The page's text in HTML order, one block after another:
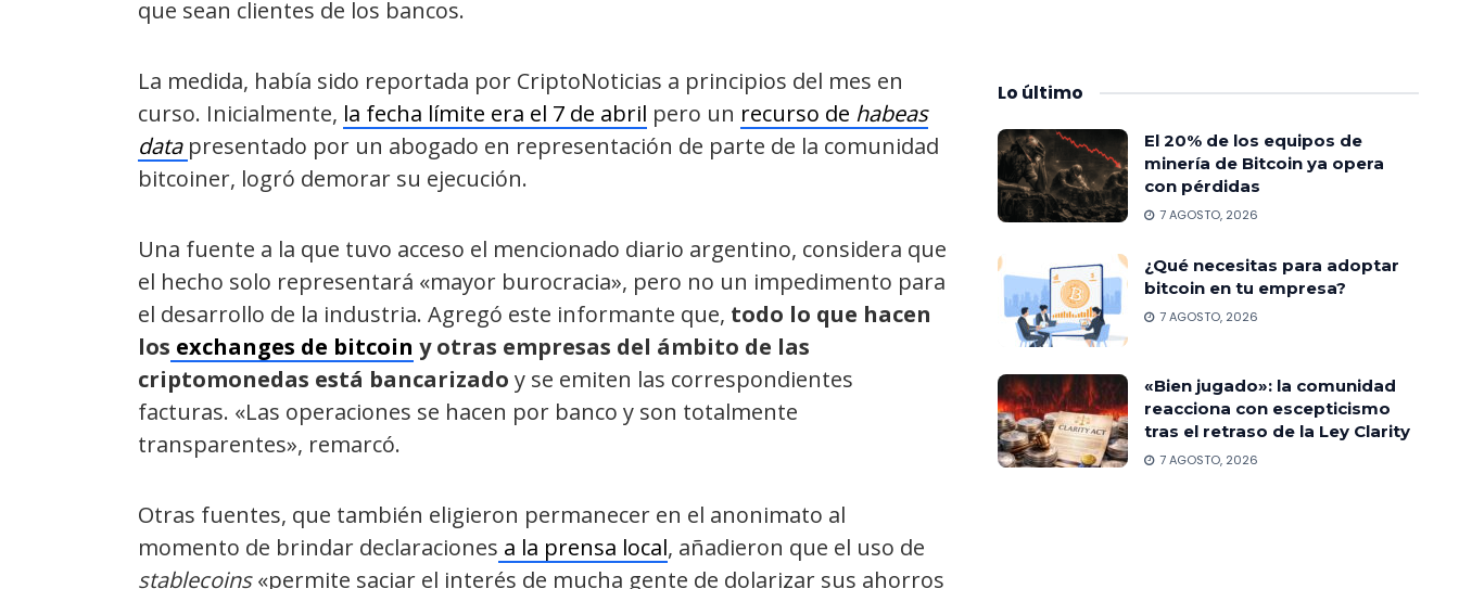
que sean clientes de los bancos.
La medida, había sido reportada por CriptoNoticias a principios del mes en
curso. Inicialmente, la fecha límite era el 7 de abril pero un recurso de habeas
data presentado por un abogado en representación de parte de la comunidad
bitcoiner, logró demorar su ejecución.
Una fuente a la que tuvo acceso el mencionado diario argentino, considera que
el hecho solo representará «mayor burocracia», pero no un impedimento para
el desarrollo de la industria. Agregó este informante que, todo lo que hacen
los exchanges de bitcoin y otras empresas del ámbito de las
criptomonedas está bancarizado y se emiten las correspondientes
facturas. «Las operaciones se hacen por banco y son totalmente
transparentes», remarcó.
Otras fuentes, que también eligieron permanecer en el anonimato al
momento de brindar declaraciones a la prensa local, añadieron que el uso de
stablecoins«permite saciar el interés de mucha gente de dolarizar sus ahorros
Lo último
El 20% de los equipos de
minería de Bitcoin ya opera
con pérdidas
7 AGOSTO, 2026
¿Qué necesitas para adoptar
bitcoin en tu empresa?
7 AGOSTO, 2026
«Bien jugado»: la comunidad
reacciona con escepticismo
tras el retraso de la Ley Clarity
7 AGOSTO, 2026